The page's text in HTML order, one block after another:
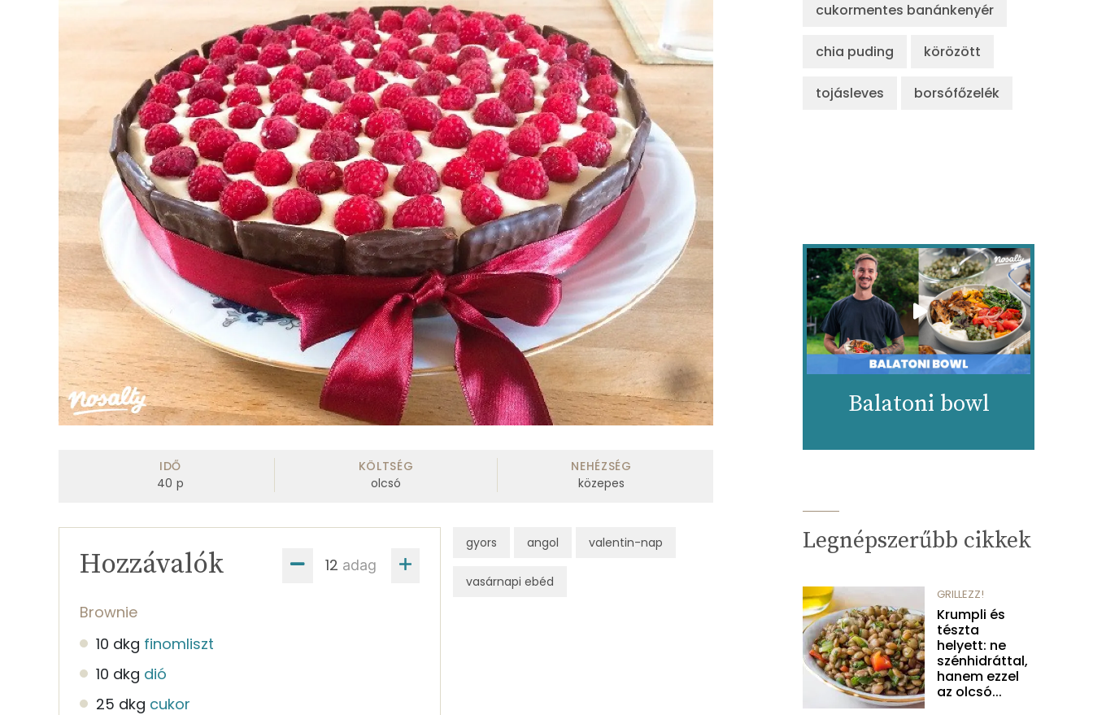
IDŐ
40 p
KÖLTSÉG
olcsó
NEHÉZSÉG
közepes
adag
Hozzávalók
Brownie
10 dkg finomliszt
10 dkg dió
25 dkg cukor
gyors angol valentin-nap
vasárnapi ebéd
cukormentes banánkenyér
chia puding körözött
tojásleves borsófőzelék
Balatoni bowl
Legnépszerűbb cikkek
GRILLEZZ!
Krumpli és
tészta
helyett: ne
szénhidráttal,
hanem ezzel
az olcsó...